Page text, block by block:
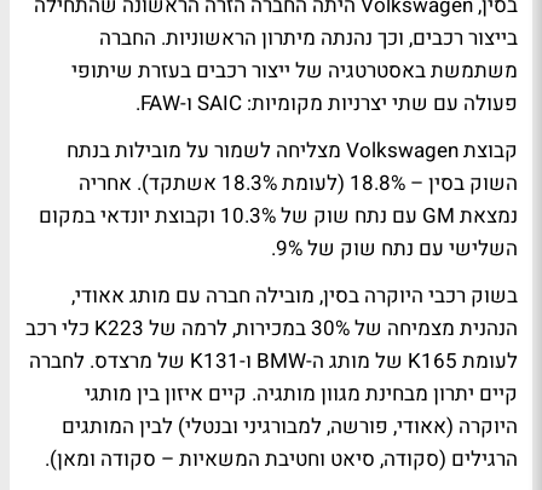
בייצור רכבים, וכך נהנתה מיתרון הראשוניות. החברה
משתמשת באסטרטגיה של ייצור רכבים בעזרת שיתופי
פעולה עם שתי יצרניות מקומיות: SAIC ו-FAW.
קבוצת Volkswagen מצליחה לשמור על מובילות בנתח
השוק בסין – 18.8% (לעומת 18.3% אשתקד). אחריה
נמצאת GM עם נתח שוק של 10.3% וקבוצת יונדאי במקום
השלישי עם נתח שוק של 9%.
בשוק רכבי היוקרה בסין, מובילה חברה עם מותג אאודי,
הנהנית מצמיחה של 30% במכירות, לרמה של K223 כלי רכב
לעומת K165 של מותג ה-BMW ו-K131 של מרצדס. לחברה
קיים יתרון מבחינת מגוון מותגיה. קיים איזון בין מותגי
היוקרה (אאודי, פורשה, למבורגיני ובנטלי) לבין המותגים
הרגילים (סקודה, סיאט וחטיבת המשאיות – סקודה ומאן).